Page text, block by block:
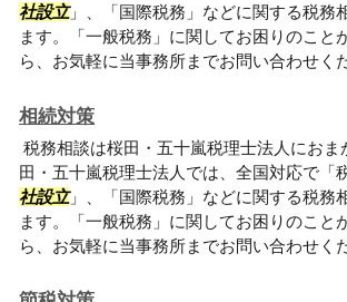
社設立」、「国際税務」などに関する税務
ます。「一般税務」に関してお困りのこと
ら、お気軽に当事務所までお問い合わせく
相続対策
税務相談は桜田・五十嵐税理士法人にお
田・五十嵐税理士法人では、全国対応で「
社設立」、「国際税務」などに関する税務
ます。「一般税務」に関してお困りのこと
ら、お気軽に当事務所までお問い合わせく